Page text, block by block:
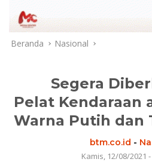
Beranda Nasional
Segera
Pelat Kendaraan
Warna Putih dan
btm.co.id -
Kamis, 12/08/2021 -